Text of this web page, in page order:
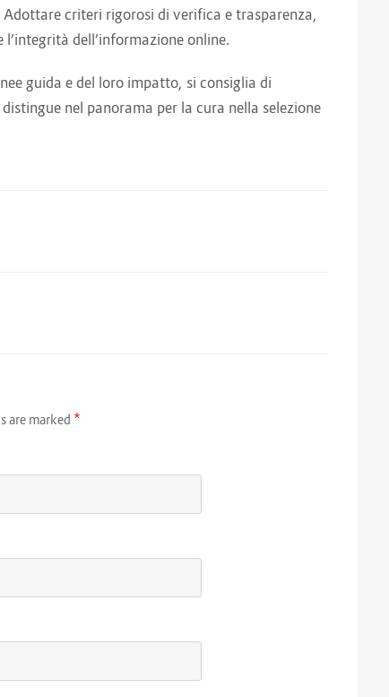
criteri rigorosi di verifica e trasparenza,
dell’informazione online.
guida e del loro impatto, si consiglia di
nel panorama per la cura nella selezione
are marked *